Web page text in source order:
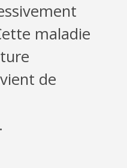
maladie
de